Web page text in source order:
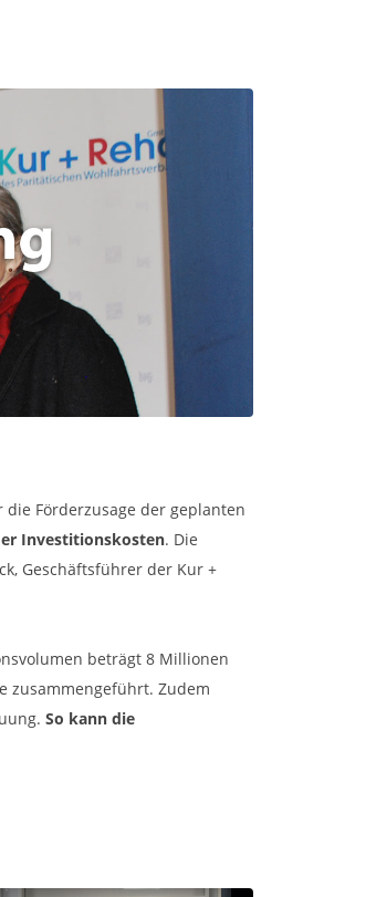
Förderzusage der geplanten
Investitionskosten. Die
Geschäftsführer der Kur +
beträgt 8 Millionen
zusammengeführt. Zudem
So kann die